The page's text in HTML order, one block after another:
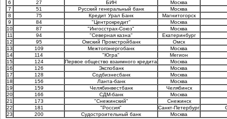
6
27 БИН
Москва
7
51 Русский генеральный банк
Москва
8
75 Кредит Урал Банк
Магнитогорск
9
84 "Центрокредит"
Москва
10
87 "Ингосстрах-Союз"
Москва
11
94 "Северная казна"
Екатеринбург
12
95 Омский Промстройбанк
Омск
13
109 Межтопэнергобанк
Москва
14
114 "Югра"
Мегион
15
124 Первое общество взаимного кредита
Москва
16
126 Экспобанк
Москва
17
128 Содбизнесбанк
Москва
18
156 Ланта-банк
Москва
19
159 Челябинвестбанк
Челябинск
20
166 СДМ-банк
Москва
21
173 "Снежинский"
Снежинск
22
181 "Россия" Санкт-Петербург
23
200 Судостроительный банк Москва